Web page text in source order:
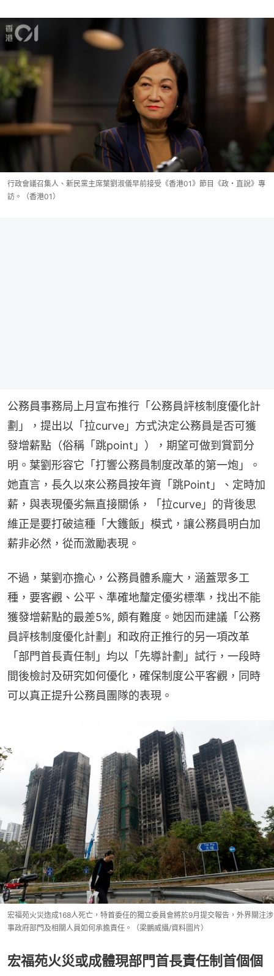
行政會議召集人、新民黨主席葉劉淑儀早前接受《香港01》節目《政・直說》專
訪。（香港01）
公務員事務局上月宣布推行「公務員評核制度優化計
劃」，提出以「拉curve」方式決定公務員是否可獲
發增薪點（俗稱「跳point」），期望可做到賞罰分
明。葉劉形容它「打響公務員制度改革的第一炮」。
她直言，長久以來公務員按年資「跳Point」、定時加
薪，與表現優劣無直接關係，「拉curve」的背後思
維正是要打破這種「大鑊飯」模式，讓公務員明白加
薪非必然，從而激勵表現。
不過，葉劉亦擔心，公務員體系龐大，涵蓋眾多工
種，要客觀、公平、準確地釐定優劣標準，找出不能
獲發增薪點的最差5%, 頗有難度。她因而建議「公務
員評核制度優化計劃」和政府正推行的另一項改革
「部門首長責任制」均以「先導計劃」試行，一段時
間後檢討及研究如何優化，確保制度公平客觀，同時
可以真正提升公務員團隊的表現。
宏福苑火災造成168人死亡，特首委任的獨立委員會將於9月提交報告，外界關注涉
事政府部門及相關人員如何承擔責任。（梁鵬威攝/資料圖片）
宏福苑火災或成體現部門首長責任制首個個